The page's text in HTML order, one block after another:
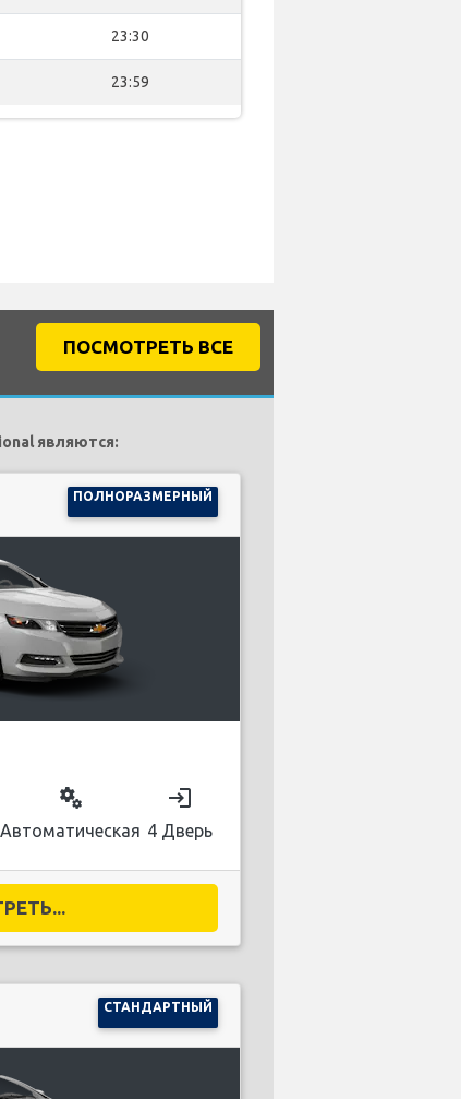
23:30
23:59
ПОСМОТРЕТЬ ВСЕ
являются:
ПОЛНОРАЗМЕРНЫЙ
miscellaneous_services
Автоматическая
login
4 Дверь
СТАНДАРТНЫЙ